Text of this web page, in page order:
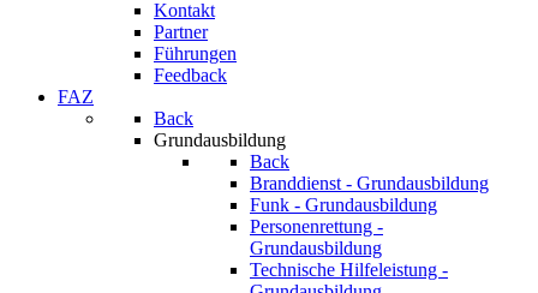
Kontakt
Partner
Führungen
Feedback
FAZ
Back
Grundausbildung
Back
Branddienst - Grundausbildung
Funk - Grundausbildung
Personenrettung -
Grundausbildung
Technische Hilfeleistung -